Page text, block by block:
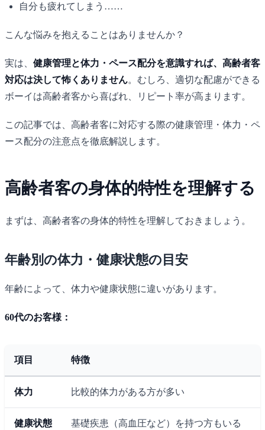
自分も疲れてしまう……
こんな悩みを抱えることはありませんか？
実は、 健康管理と体力・ペース配分を意識すれば、高齢者客
対応は決して怖くありません。むしろ、適切な配慮ができる
ボーイは高齢者客から喜ばれ、リピート率が高まります。
この記事では、高齢者客に対応する際の健康管理・体力・ペ
ース配分の注意点を徹底解説します。
高齢者客の身体的特性を理解する
まずは、高齢者客の身体的特性を理解しておきましょう。
年齢別の体力・健康状態の目安
年齢によって、体力や健康状態に違いがあります。
60代のお客様：
項目 特徴
体力 比較的体力がある方が多い
健康状態 基礎疾患（高血圧など）を持つ方もいる